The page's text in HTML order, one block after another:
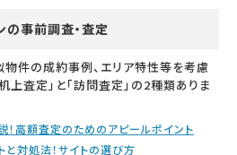
の事前調査・査定
物件の成約事例、エリア特性等を考慮
上査定」と「訪問査定」の2種類ありま
！高額査定のためのアピールポイント
対処法！サイトの選び方